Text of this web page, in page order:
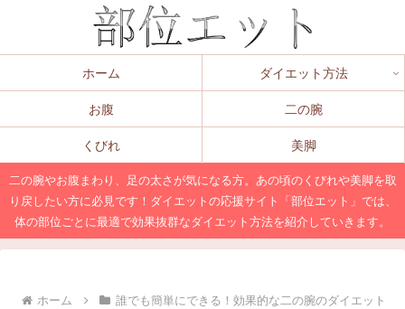
ホーム ダイエット方法
お腹 二の腕
くびれ 美脚
二の腕やお腹まわり、足の太さが気になる方。あの頃のくびれや美脚を取
り戻したい方に必見です！ダイエットの応援サイト「部位エット」では、
体の部位ごとに最適で効果抜群なダイエット方法を紹介していきます。
ホーム
誰でも簡単にできる！効果的な二の腕のダイエット